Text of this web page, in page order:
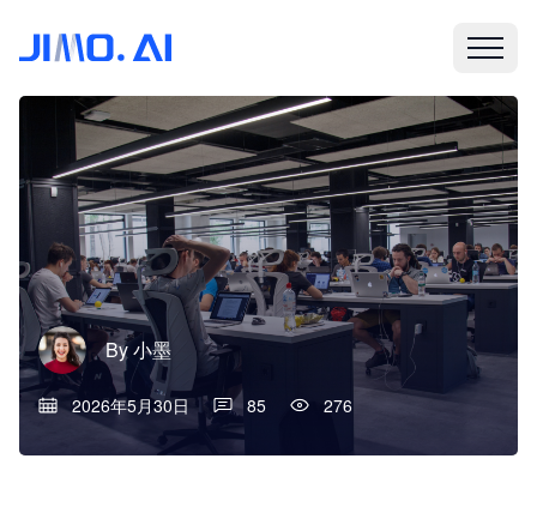
By小墨
2026年5月30日 85 276